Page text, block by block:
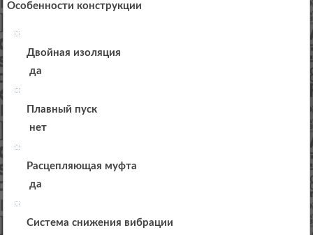
Особенности конструкции
Двойная изоляция
да
Плавный пуск
нет
Расцепляющая муфта
да
Система снижения вибрации